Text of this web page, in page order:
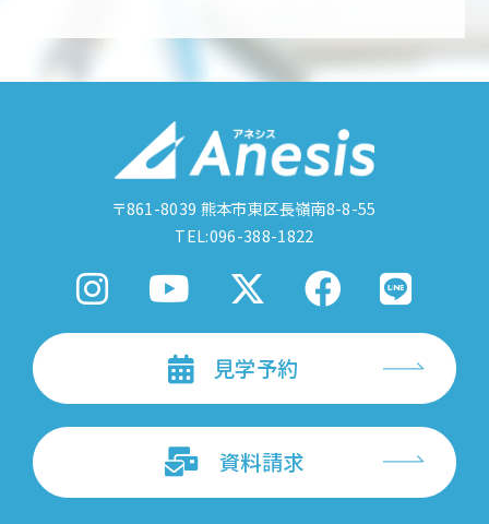
〒861-8039 熊本市東区長嶺南8-8-55
TEL:096-388-1822
見学予約
資料請求